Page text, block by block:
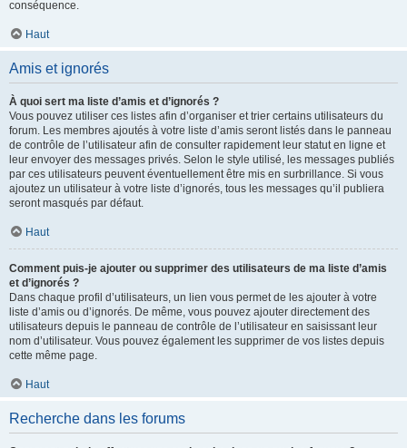
conséquence.
Haut
Amis et ignorés
À quoi sert ma liste d’amis et d’ignorés ?
Vous pouvez utiliser ces listes afin d’organiser et trier certains utilisateurs du
forum. Les membres ajoutés à votre liste d’amis seront listés dans le panneau
de contrôle de l’utilisateur afin de consulter rapidement leur statut en ligne et
leur envoyer des messages privés. Selon le style utilisé, les messages publiés
par ces utilisateurs peuvent éventuellement être mis en surbrillance. Si vous
ajoutez un utilisateur à votre liste d’ignorés, tous les messages qu’il publiera
seront masqués par défaut.
Haut
Comment puis-je ajouter ou supprimer des utilisateurs de ma liste d’amis
et d’ignorés ?
Dans chaque profil d’utilisateurs, un lien vous permet de les ajouter à votre
liste d’amis ou d’ignorés. De même, vous pouvez ajouter directement des
utilisateurs depuis le panneau de contrôle de l’utilisateur en saisissant leur
nom d’utilisateur. Vous pouvez également les supprimer de vos listes depuis
cette même page.
Haut
Recherche dans les forums